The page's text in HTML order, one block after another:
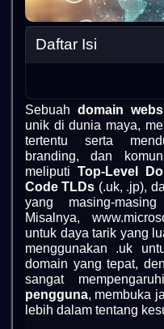
Daftar Isi
Sebuah domain
unik di dunia maya,
tertentu serta
branding, dan
meliputiTop-Level
Code TLDs (.uk, .jp),
yang masing-
Misalnya,
untuk daya tarik yang
menggunakan .uk
domain yang tepat,
sangat
pengguna, membuka
lebih dalam tentang